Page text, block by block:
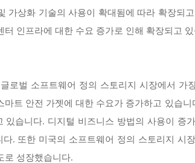
가상화 기술의 사용이 확대됨에 따라 확장되
터 인프라에 대한 수요 증가로 인해 확장되고
로벌 소프트웨어 정의 스토리지 시장에서 가
마트 안전 가젯에 대한 수요가 증가하고 있습
있습니다. 디지털 비즈니스 방법의 사용이 증
다. 또한 미국의 소프트웨어 정의 스토리지 시
로 성장했습니다.